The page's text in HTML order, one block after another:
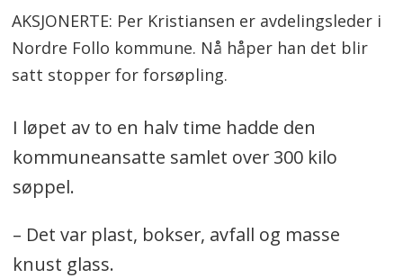
AKSJONERTE: Per Kristiansen er avdelingsleder i
Nordre Follo kommune. Nå håper han det blir
satt stopper for forsøpling.
I løpet av to en halv time hadde den
kommuneansatte samlet over 300 kilo
søppel.
– Det var plast, bokser, avfall og masse
knust glass.